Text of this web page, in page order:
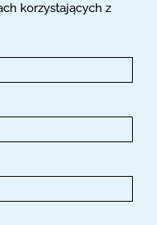
korzystających z